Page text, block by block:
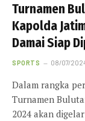
Turnamen
Kapolda
Damai Siap
SPORTS 08/07/
Dalam rangka
Turnamen
2024 akan